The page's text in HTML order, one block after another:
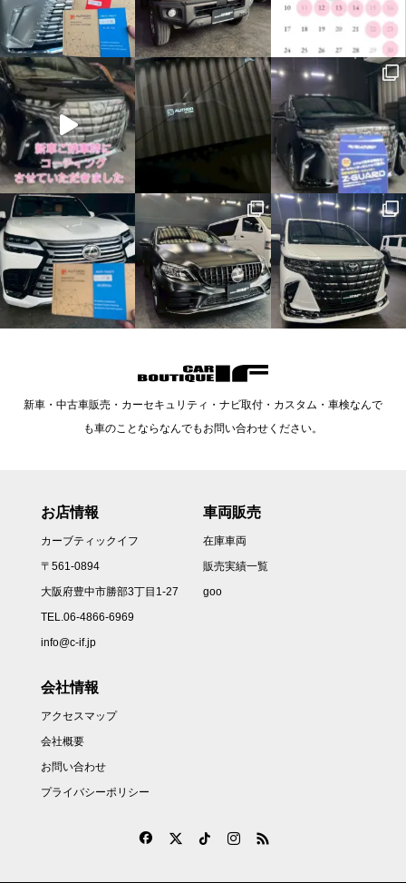
新車・中古車販売・カーセキュリティ・ナビ取付・カスタム・車検なんで
も車のことならなんでもお問い合わせください。
お店情報
カーブティックイフ
〒561-0894
大阪府豊中市勝部3丁目1-27
TEL.06-4866-6969
info@c-if.jp
車両販売
在庫車両
販売実績一覧
goo
会社情報
アクセスマップ
会社概要
お問い合わせ
プライバシーポリシー